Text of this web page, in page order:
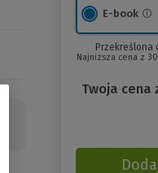
E-book
Przekreślona
Najniższa cena z
Twoja cena